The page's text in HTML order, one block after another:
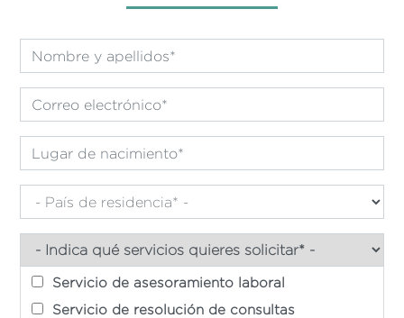
Servicio de asesoramiento laboral
Servicio de resolución de consultas